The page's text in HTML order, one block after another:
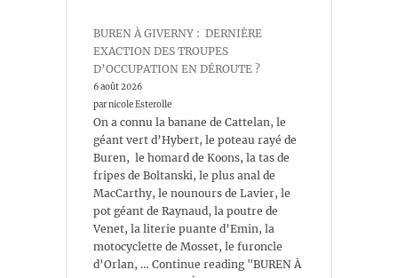
BUREN À GIVERNY : DERNIÈRE
EXACTION DES TROUPES
D’OCCUPATION EN DÉROUTE ?
6 août 2026
par nicole Esterolle
On a connu la banane de Cattelan, le
géant vert d’Hybert, le poteau rayé de
Buren, le homard de Koons, la tas de
fripes de Boltanski, le plus anal de
MacCarthy, le nounours de Lavier, le
pot géant de Raynaud, la poutre de
Venet, la literie puante d’Emin, la
motocyclette de Mosset, le furoncle
d’Orlan, … Continue reading "BUREN À